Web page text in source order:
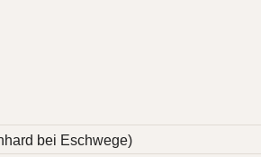
bei Eschwege)